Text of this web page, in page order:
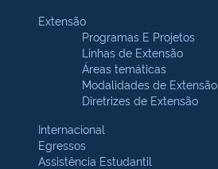
Extensão
Programas E Projetos
Linhas de Extensão
Áreas temáticas
Modalidades de Extensão
Diretrizes de Extensão
Internacional
Egressos
Assistência Estudantil